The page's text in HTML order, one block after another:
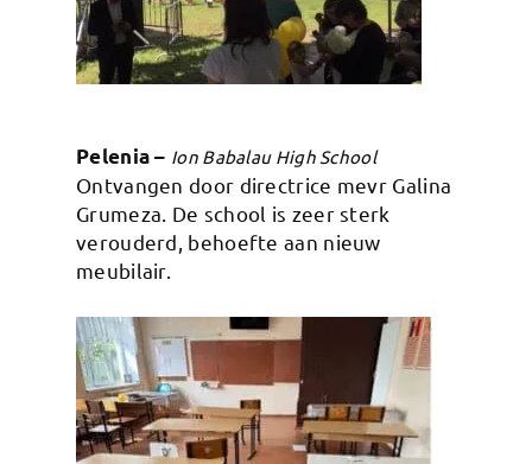
Pelenia – Ion Babalau High School
Ontvangen door directrice mevr Galina
Grumeza. De school is zeer sterk
verouderd, behoefte aan nieuw
meubilair.